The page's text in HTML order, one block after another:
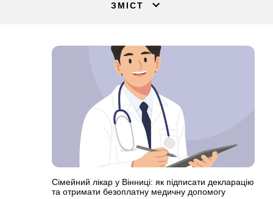
ЗМІСТ
Сімейний лікар у Вінниці: як підписати декларацію
та отримати безоплатну медичну допомогу